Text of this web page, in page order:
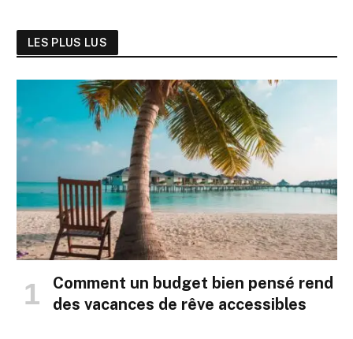
LES PLUS LUS
Comment un budget bien pensé rend
des vacances de rêve accessibles